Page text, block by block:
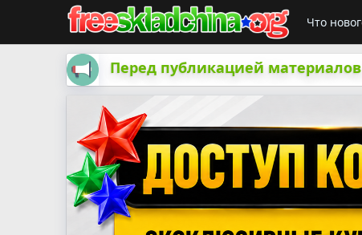
Что
Перед публикацией